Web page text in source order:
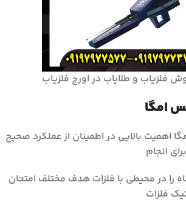
فلزیاب و طلایاب در اورج فلزیاب
امگا
اهمیت بالایی در اطمینان از عملکرد صحیح
انجام
را در محیطی با فلزات هدف مختلف امتحان
فلزات